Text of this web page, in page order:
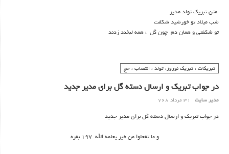
متن تبریک تولد مدیر
شب میلاد تو خورشید شکفت
تو شکفتی و همان دم چون گل ، همه لبخند زدند
تبریکات ، تبریک نوروز، تولد ، انتصاب ، حج
در جواب تبریک و ارسال دسته گل برای مدیر جدید
مدیر سایت 31 مرداد 768
در جواب تبریک و ارسال دسته گل برای مدیر جدید
و ما تفعلوا من خیر یعلمه الله 197 بفره